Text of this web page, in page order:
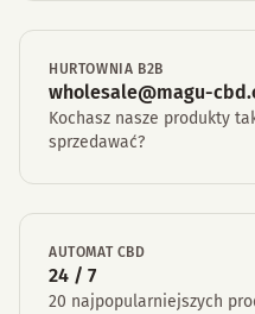
HURTOWNIA B2B
wholesale@magu-
Kochasz nasze produkty
sprzedawać?
AUTOMAT CBD
24 / 7
20 najpopularniejszych